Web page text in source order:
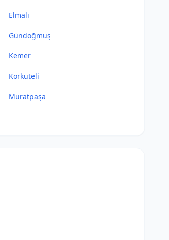
Elmalı
Gündoğmuş
Kemer
Korkuteli
Muratpaşa